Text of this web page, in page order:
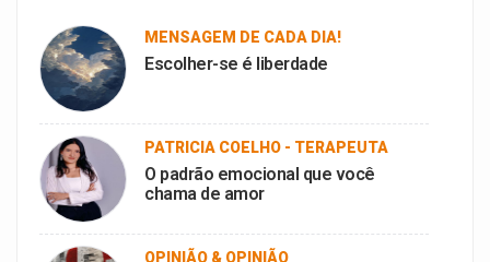
MENSAGEM DE CADA DIA!
Escolher-se é liberdade
PATRICIA COELHO - TERAPEUTA
O padrão emocional que você
chama de amor
OPINIÃO & OPINIÃO